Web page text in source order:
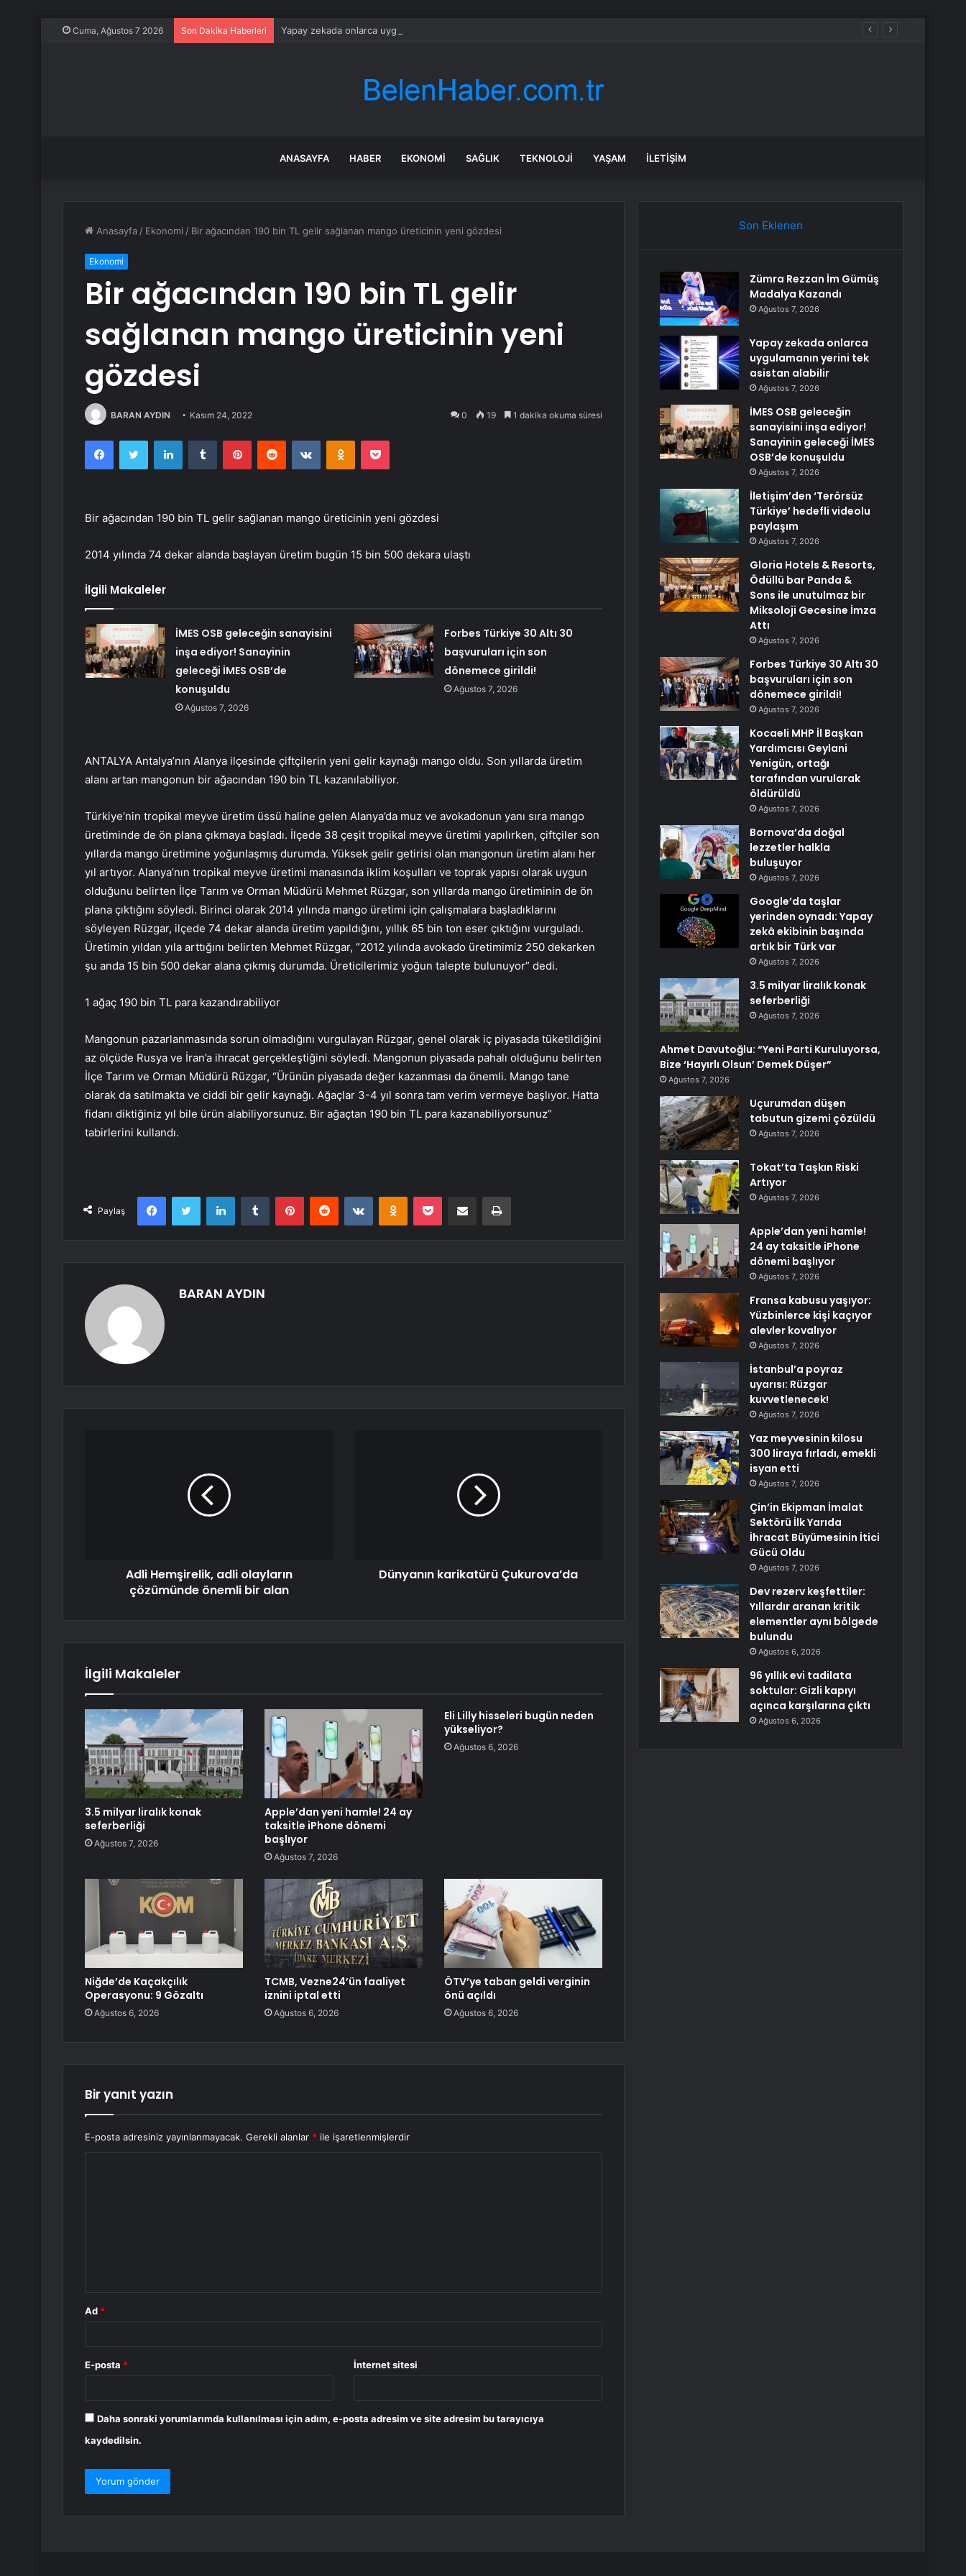
Cuma, Ağustos 7 2026 Son Dakika Haberleri Yapay zekada onlarca uygulamanın yerini tek asistan alabilir
ANASAYFA HABER EKONOMI SAĞLIK TEKNOLOJI YAŞAM İLETIŞIM
Anasayfa / Ekonomi / Bir ağacından 190 bin TL gelir sağlanan mango üreticinin yeni gözdesi
Ekonomi
Bir ağacından 190 bin TL gelir
sağlanan mango üreticinin yeni
gözdesi
BARAN AYDIN Kasım 24, 2022 0 19 1 dakika okuma süresi
FacebookTwitter LinkedInTumblr PinterestReddit VKontakteOdnoklassniki
Pocket
Bir ağacından 190 bin TL gelir sağlanan mango üreticinin yeni gözdesi
2014 yılında 74 dekar alanda başlayan üretim bugün 15 bin 500 dekara ulaştı
İlgili Makaleler
İMES OSB geleceğin sanayisini
inşa ediyor! Sanayinin
geleceği İMES OSB’de
konuşuldu
Ağustos 7, 2026
Forbes Türkiye 30 Altı 30
başvuruları için son
dönemece girildi!
Ağustos 7, 2026
ANTALYA Antalya’nın Alanya ilçesinde çiftçilerin yeni gelir kaynağı mango oldu. Son yıllarda üretim
alanı artan mangonun bir ağacından 190 bin TL kazanılabiliyor.
Türkiye’nin tropikal meyve üretim üssü haline gelen Alanya’da muz ve avokadonun yanı sıra mango
üretiminde de ön plana çıkmaya başladı. İlçede 38 çeşit tropikal meyve üretimi yapılırken, çiftçiler son
yıllarda mango üretimine yoğunlaşmış durumda. Yüksek gelir getirisi olan mangonun üretim alanı her
yıl artıyor. Alanya’nın tropikal meyve üretimi manasında iklim koşulları ve toprak yapısı olarak uygun
olduğunu belirten İlçe Tarım ve Orman Müdürü Mehmet Rüzgar, son yıllarda mango üretiminin de ön
plana çıktığını söyledi. Birinci olarak 2014 yılında mango üretimi için çalışmalara başladıklarını
söyleyen Rüzgar, ilçede 74 dekar alanda üretim yapıldığını, yıllık 65 bin ton eser çıktığını vurguladı.
Üretimin yıldan yıla arttığını belirten Mehmet Rüzgar, “2012 yılında avokado üretimimiz 250 dekarken
şu anda 15 bin 500 dekar alana çıkmış durumda. Üreticilerimiz yoğun talepte bulunuyor” dedi.
1 ağaç 190 bin TL para kazandırabiliyor
Mangonun pazarlanmasında sorun olmadığını vurgulayan Rüzgar, genel olarak iç piyasada tüketildiğini
az ölçüde Rusya ve İran’a ihracat gerçekleştiğini söyledi. Mangonun piyasada pahalı olduğunu belirten
İlçe Tarım ve Orman Müdürü Rüzgar, “Ürünün piyasada değer kazanması da önemli. Mango tane
olarak da satılmakta ve ciddi bir gelir kaynağı. Ağaçlar 3-4 yıl sonra tam verim vermeye başlıyor. Hatta
fidanı diktiğiniz yıl bile ürün alabiliyorsunuz. Bir ağaçtan 190 bin TL para kazanabiliyorsunuz”
tabirlerini kullandı.
Paylaş
FacebookTwitter LinkedInTumblr PinterestReddit VKontakteOdnoklassniki
Pocket E-Posta ile paylaş Yazdır
BARAN AYDIN
Adli Hemşirelik, adli olayların
çözümünde önemli bir alan
Dünyanın karikatürü Çukurova’da
İlgili Makaleler
3.5 milyar liralık konak
seferberliği
Ağustos 7, 2026
Apple’dan yeni hamle! 24 ay
taksitle iPhone dönemi
başlıyor
Ağustos 7, 2026
Eli Lilly hisseleri bugün neden
yükseliyor?
Ağustos 6, 2026
Niğde’de Kaçakçılık
Operasyonu: 9 Gözaltı
Ağustos 6, 2026
TCMB, Vezne24’ün faaliyet
iznini iptal etti
Ağustos 6, 2026
ÖTV’ye taban geldi verginin
önü açıldı
Ağustos 6, 2026
Bir yanıt yazın
E-posta adresiniz yayınlanmayacak. Gerekli alanlar * ile işaretlenmişlerdir
Ad *
E-posta * İnternet sitesi
Daha sonraki yorumlarımda kullanılması için adım, e-posta adresim ve site adresim bu tarayıcıya
kaydedilsin.
Son Eklenen
Zümra Rezzan İm Gümüş
Madalya Kazandı
Ağustos 7, 2026
Yapay zekada onlarca
uygulamanın yerini tek
asistan alabilir
Ağustos 7, 2026
İMES OSB geleceğin
sanayisini inşa ediyor!
Sanayinin geleceği İMES
OSB’de konuşuldu
Ağustos 7, 2026
İletişim’den ‘Terörsüz
Türkiye’ hedefli videolu
paylaşım
Ağustos 7, 2026
Gloria Hotels & Resorts,
Ödüllü bar Panda &
Sons ile unutulmaz bir
Miksoloji Gecesine İmza
Attı
Ağustos 7, 2026
Forbes Türkiye 30 Altı 30
başvuruları için son
dönemece girildi!
Ağustos 7, 2026
Kocaeli MHP İl Başkan
Yardımcısı Geylani
Yenigün, ortağı
tarafından vurularak
öldürüldü
Ağustos 7, 2026
Bornova’da doğal
lezzetler halkla
buluşuyor
Ağustos 7, 2026
Google’da taşlar
yerinden oynadı: Yapay
zekâ ekibinin başında
artık bir Türk var
Ağustos 7, 2026
3.5 milyar liralık konak
seferberliği
Ağustos 7, 2026
Ahmet Davutoğlu: “Yeni Parti Kuruluyorsa,
Bize ‘Hayırlı Olsun’ Demek Düşer”
Ağustos 7, 2026
Uçurumdan düşen
tabutun gizemi çözüldü
Ağustos 7, 2026
Tokat’ta Taşkın Riski
Artıyor
Ağustos 7, 2026
Apple’dan yeni hamle!
24 ay taksitle iPhone
dönemi başlıyor
Ağustos 7, 2026
Fransa kabusu yaşıyor:
Yüzbinlerce kişi kaçıyor
alevler kovalıyor
Ağustos 7, 2026
İstanbul’a poyraz
uyarısı: Rüzgar
kuvvetlenecek!
Ağustos 7, 2026
Yaz meyvesinin kilosu
300 liraya fırladı, emekli
isyan etti
Ağustos 7, 2026
Çin’in Ekipman İmalat
Sektörü İlk Yarıda
İhracat Büyümesinin İtici
Gücü Oldu
Ağustos 7, 2026
Dev rezerv keşfettiler:
Yıllardır aranan kritik
elementler aynı bölgede
bulundu
Ağustos 6, 2026
96 yıllık evi tadilata
soktular: Gizli kapıyı
açınca karşılarına çıktı
Ağustos 6, 2026